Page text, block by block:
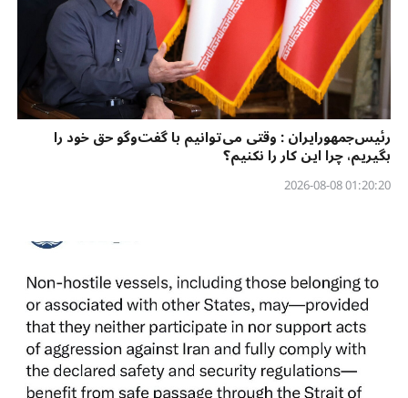
رئیس‌جمهورایران : وقتی می‌توانیم با گفت‌وگو حق خود را
بگیریم، چرا این کار را نکنیم؟
01:20:20 2026-08-08